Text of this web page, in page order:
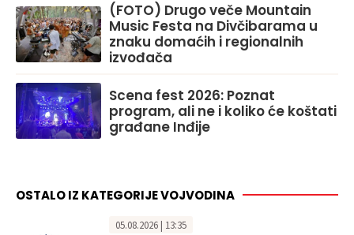
(FOTO) Drugo veče Mountain
Music Festa na Divčibarama u
znaku domaćih i regionalnih
izvođača
Scena fest 2026: Poznat
program, ali ne i koliko će koštati
građane Inđije
OSTALO IZ KATEGORIJE VOJVODINA
05.08.2026 | 13:35